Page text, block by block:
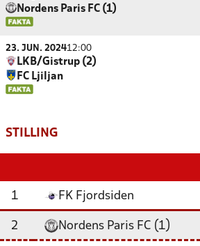
Nordens Paris FC (1)
23. JUN. 202412:00
LKB/Gistrup (2)
FC Ljiljan
STILLING
1 FK Fjordsiden
2 Nordens Paris FC (1)